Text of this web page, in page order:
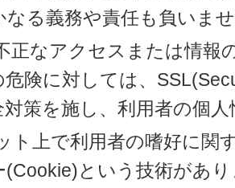
なる義務や責任も負いま
正なアクセスまたは情報
危険に対しては、
策を施し、利用者の個
ト上で利用者の嗜好に関
(Cookie)という技術があ